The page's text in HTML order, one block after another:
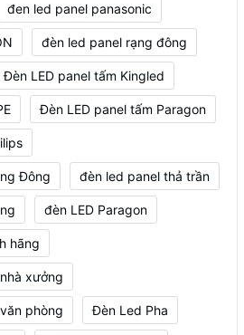
đen led panel panasonic
đèn led panel rạng đông
Đèn LED panel tấm Kingled
Đèn LED panel tấm Paragon
Đông đèn led panel thả trần
đèn LED Paragon
hãng
xưởng
phòng Đèn Led Pha